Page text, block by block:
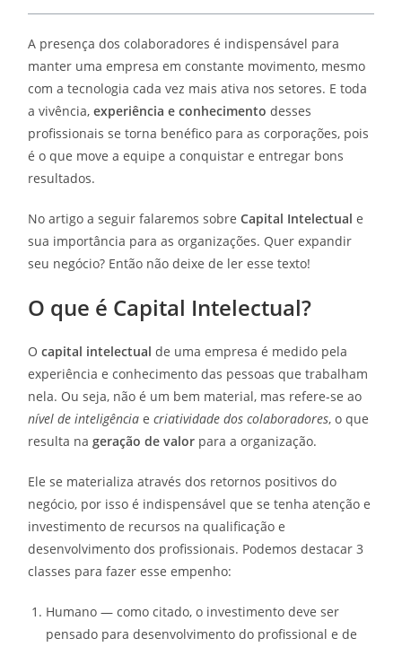
A presença dos colaboradores é indispensável para
manter uma empresa em constante movimento, mesmo
com a tecnologia cada vez mais ativa nos setores. E toda
a vivência,experiência e conhecimento desses
profissionais se torna benéfico para as corporações, pois
é o que move a equipe a conquistar e entregar bons
resultados.
No artigo a seguir falaremos sobreCapital Intelectual e
sua importância para as organizações. Quer expandir
seu negócio? Então não deixe de ler esse texto!
O que é Capital Intelectual?
Ocapital intelectual de uma empresa é medido pela
experiência e conhecimento das pessoas que trabalham
nela. Ou seja, não é um bem material, mas refere-se ao
nível de inteligência ecriatividade dos colaboradores, o que
resulta nageração de valor para a organização.
Ele se materializa através dos retornos positivos do
negócio, por isso é indispensável que se tenha atenção e
investimento de recursos na qualificação e
desenvolvimento dos profissionais. Podemos destacar 3
classes para fazer esse empenho:
Humano — como citado, o investimento deve ser
pensado para desenvolvimento do profissional e de